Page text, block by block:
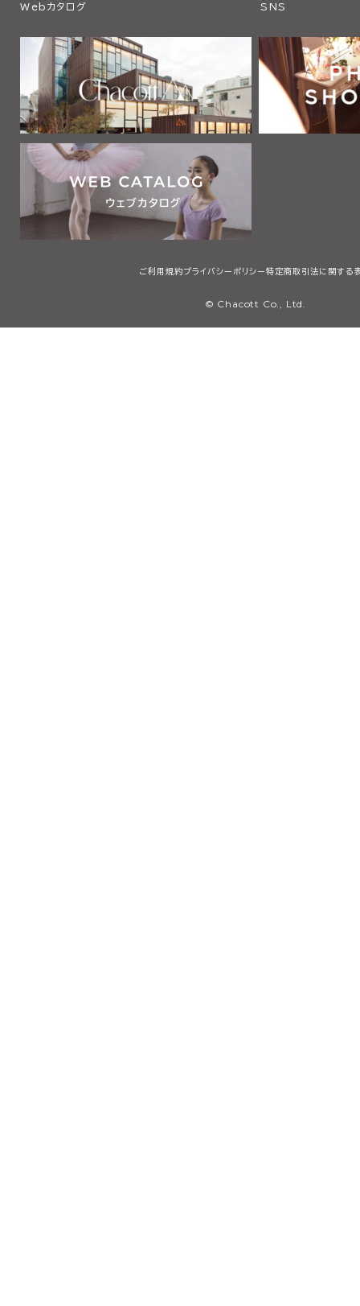
Webカタログ SNS
ご利用規約プライバシーポリシー 特定商取引法に関する
© Chacott Co., Ltd.